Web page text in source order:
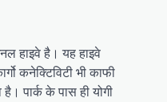
हाइवे है। यह हाइवे
कनेक्टिविटी भी काफी
पार्क के पास ही योगी